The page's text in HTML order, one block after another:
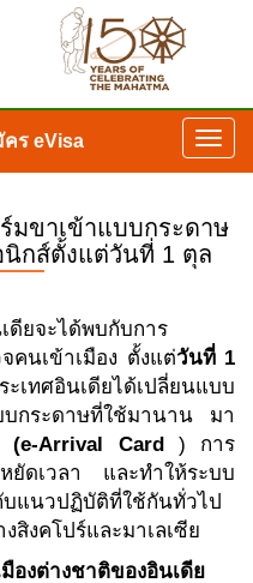
คร eVisa
มขาเข้าแบบกระดาษ
นิกส์ตั้งแต่วันที่ 1 ตุล
ดียจะได้พบกับการ
คนเข้าเมือง ตั้งแต่วันที่ 1
ทศอินเดียได้เปลี่ยนแบบ
บกระดาษที่ใช้มานาน มา
(e-Arrival Card) การ
ยัดเวลา และทำให้ระบบ
แนวปฏิบัติที่ใช้กันทั่วไป
สิงคโปร์และมาเลเซีย
องต่างชาติของอินเดีย